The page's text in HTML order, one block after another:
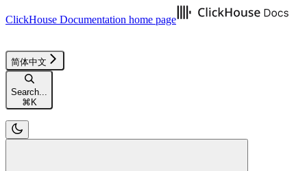
ClickHouse Documentation home page
简体中文
Search...
⌘K